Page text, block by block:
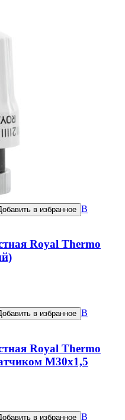
в избранное В
Royal Thermo
в избранное В
Royal Thermo
М30х1,5
в избранное В